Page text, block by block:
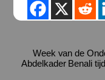
Week van de
Abdelkader Benali